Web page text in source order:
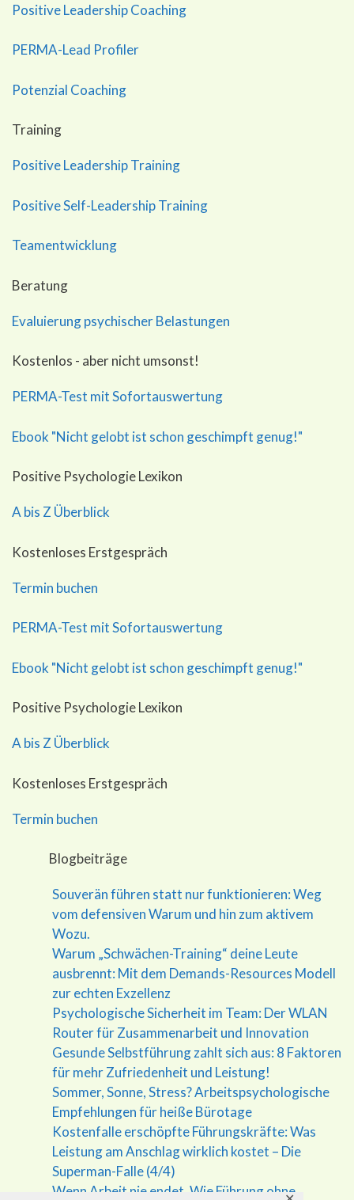
Positive Leadership Coaching
PERMA-Lead Profiler
Potenzial Coaching
Training
Positive Leadership Training
Positive Self-Leadership Training
Teamentwicklung
Beratung
Evaluierung psychischer Belastungen
Kostenlos - aber nicht umsonst!
PERMA-Test mit Sofortauswertung
Ebook "Nicht gelobt ist schon geschimpft genug!"
Positive Psychologie Lexikon
A bis Z Überblick
Kostenloses Erstgespräch
Termin buchen
PERMA-Test mit Sofortauswertung
Ebook "Nicht gelobt ist schon geschimpft genug!"
Positive Psychologie Lexikon
A bis Z Überblick
Kostenloses Erstgespräch
Termin buchen
Blogbeiträge
Souverän führen statt nur funktionieren: Weg
vom defensiven Warum und hin zum aktivem
Wozu.
Warum „Schwächen-Training“ deine Leute
ausbrennt: Mit dem Demands-Resources Modell
zur echten Exzellenz
Psychologische Sicherheit im Team: Der WLAN
Router für Zusammenarbeit und Innovation
Gesunde Selbstführung zahlt sich aus: 8 Faktoren
für mehr Zufriedenheit und Leistung!
Sommer, Sonne, Stress? Arbeitspsychologische
Empfehlungen für heiße Bürotage
Kostenfalle erschöpfte Führungskräfte: Was
Leistung am Anschlag wirklich kostet – Die
Superman-Falle (4/4)
Wenn Arbeit nie endet. Wie Führung ohne